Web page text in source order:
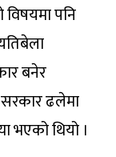
पनि
बनेर
ढलेमा
भएको थियो ।